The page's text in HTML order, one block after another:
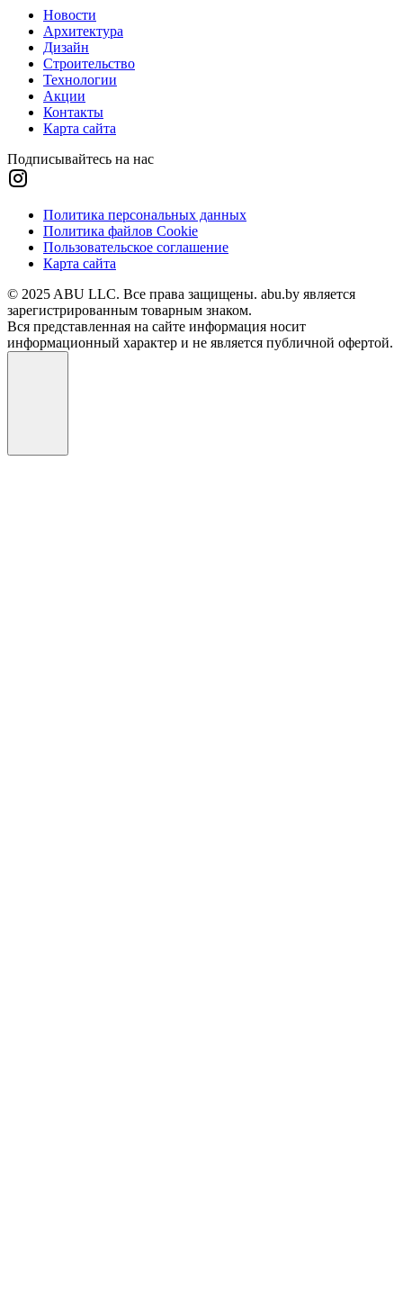
Новости
Архитектура
Дизайн
Строительство
Технологии
Акции
Контакты
Карта сайта
Подписывайтесь на нас
Политика персональных данных
Политика файлов Cookie
Пользовательское соглашение
Карта сайта
© 2025 ABU LLC. Все права защищены. abu.by является
зарегистрированным товарным знаком.
Вся представленная на сайте информация носит
информационный характер и не является публичной офертой.